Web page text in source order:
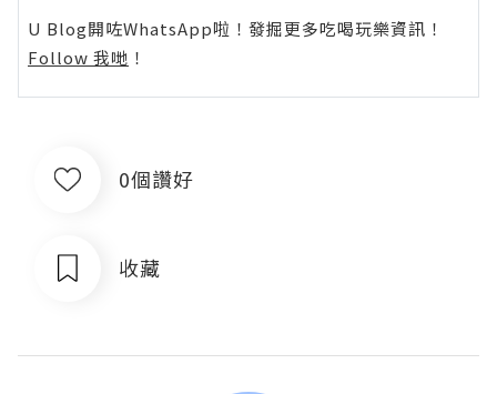
U Blog開咗WhatsApp啦！發掘更多吃喝玩樂資訊！
Follow 我哋 ！
0個讚好
收藏